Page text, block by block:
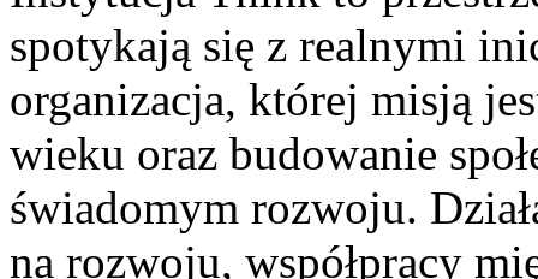
spotykają się z realnymi
organizacja, której misją
wieku oraz budowanie
świadomym rozwoju.
na rozwoju, współpracy